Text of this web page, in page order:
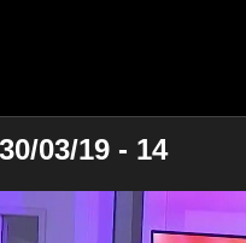
03/19 - 14